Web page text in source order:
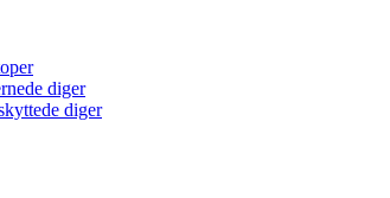
diger
diger